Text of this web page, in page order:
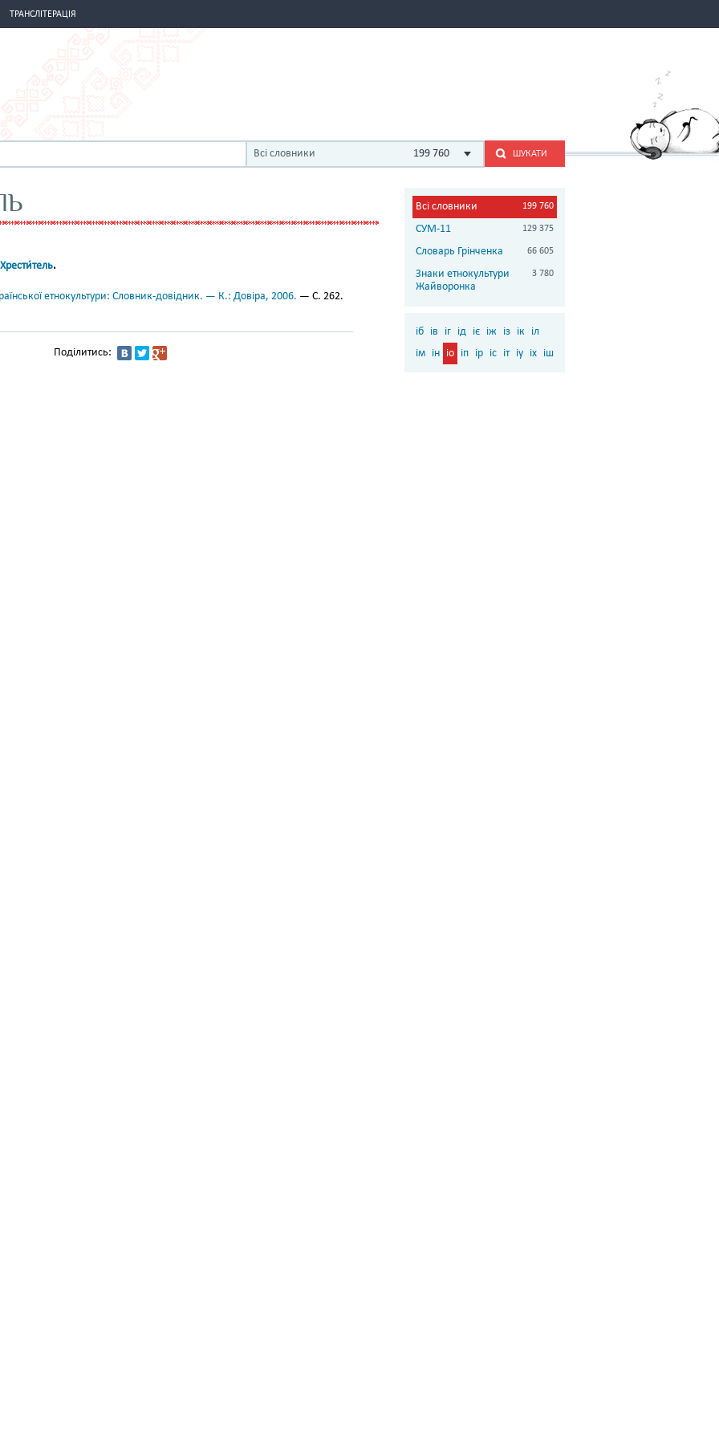
ТРАНСЛІТЕРАЦІЯ
Всі словники 199 760 ШУКАТИ
.
етнокультури: Словник-довідник. — К.: Довіра, 2006. — С. 262.
Поділитись:
Всі словники 199 760
СУМ-11 129 375
Словарь Грінченка 66 605
Знаки етнокультури
Жайворонка
3 780
іб ів іг ід іє іж із ік
іл
ім ін іо іп ір іс іт іу іх іш